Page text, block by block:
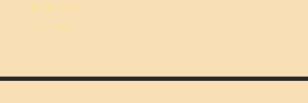
Preis
49,00 CHF
inkl. MwSt.